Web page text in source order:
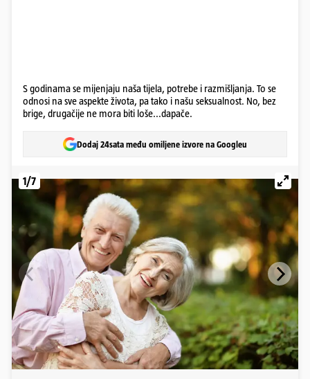
S godinama se mijenjaju naša tijela, potrebe i razmišljanja. To se
odnosi na sve aspekte života, pa tako i našu seksualnost. No, bez
brige, drugačije ne mora biti loše...dapače.
Dodaj 24sata među omiljene izvore na Googleu
1/7